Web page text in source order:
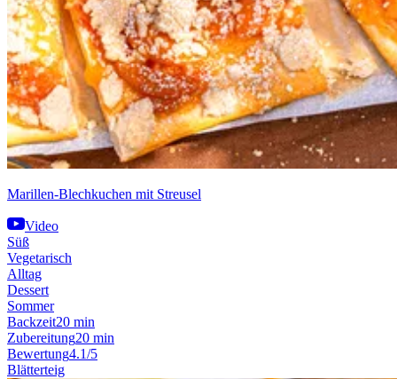
Marillen-Blechkuchen mit Streusel
Video
Süß
Vegetarisch
Alltag
Dessert
Sommer
Backzeit20 min
Zubereitung20 min
Bewertung4.1/5
Blätterteig